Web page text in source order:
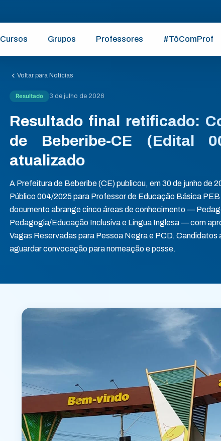
Cursos Grupos Professores #TôComProf
Voltar para Notícias
Resultado 3 de julho de 2026
Resultado final retificado:
de Beberibe-CE (Edital
atualizado
A Prefeitura de Beberibe (CE) publicou, em 30 de junho de
Público 004/2025 para Professor de Educação Básica
documento abrange cinco áreas de conhecimento —
Pedagogia/Educação Inclusiva e Língua Inglesa — com
Vagas Reservadas para Pessoa Negra e PCD.
aguardar convocação para nomeação e posse.